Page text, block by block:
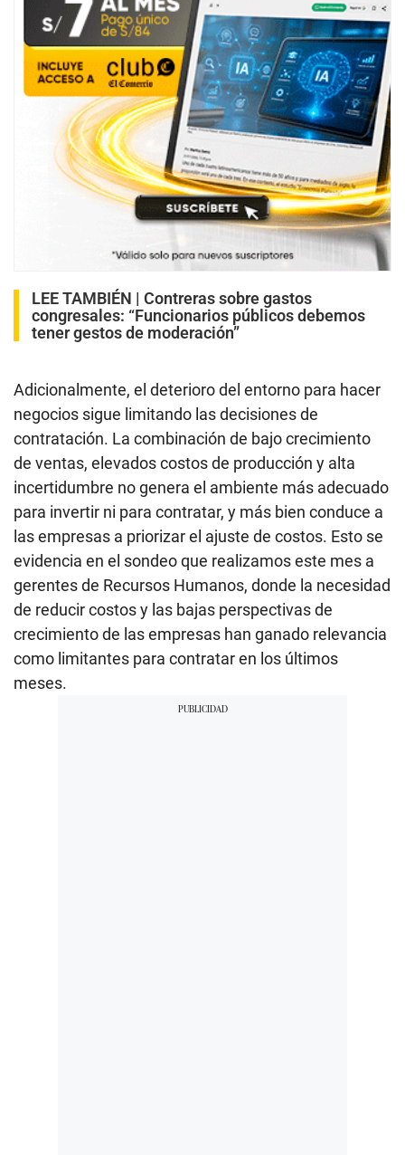
LEE TAMBIÉN | Contreras sobre gastos
congresales: “Funcionarios públicos debemos
tener gestos de moderación”
Adicionalmente, el deterioro del entorno para hacer
negocios sigue limitando las decisiones de
contratación. La combinación de bajo crecimiento
de ventas, elevados costos de producción y alta
incertidumbre no genera el ambiente más adecuado
para invertir ni para contratar, y más bien conduce a
las empresas a priorizar el ajuste de costos. Esto se
evidencia en el sondeo que realizamos este mes a
gerentes de Recursos Humanos, donde la necesidad
de reducir costos y las bajas perspectivas de
crecimiento de las empresas han ganado relevancia
como limitantes para contratar en los últimos
meses.